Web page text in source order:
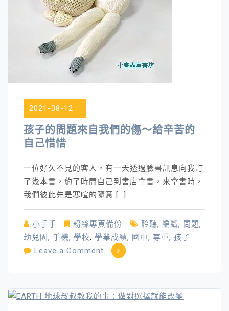
2021-08-12
孩子的問題來自我們的傷～給辛苦的
自己惜惜
一位好久不見的客人，有一天透過臉書訊息向我訂
了幾本書，約了時間自己到書店拿書，來拿書時，
我們彼此先是寒喧的隨意 […]
小手手 粉絲專頁備份 聆聽, 編織, 問題,
幼兒園, 手機, 學校, 學業成績, 國中, 尊重, 孩子
Leave a Comment on
的